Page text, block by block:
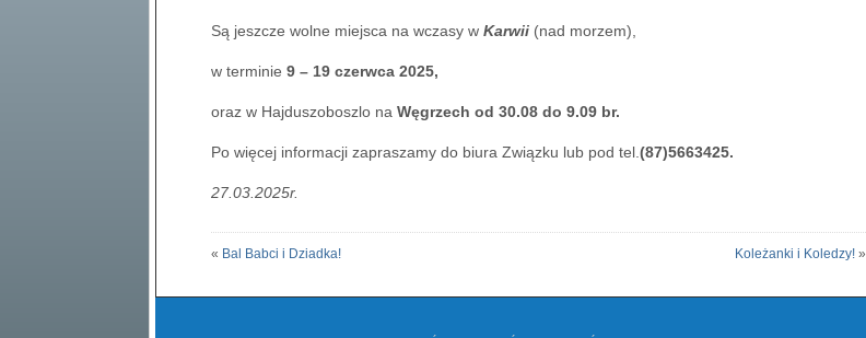
Są jeszcze wolne miejsca na wczasy w Karwii (nad morzem),
w terminie 9 – 19 czerwca 2025,
oraz w Hajduszoboszlo na Węgrzech od 30.08 do 9.09 br.
Po więcej informacji zapraszamy do biura Związku lub pod tel. (87)5663425.
27.03.2025r.
« Bal Babci i Dziadka! Koleżanki i Koledzy!»